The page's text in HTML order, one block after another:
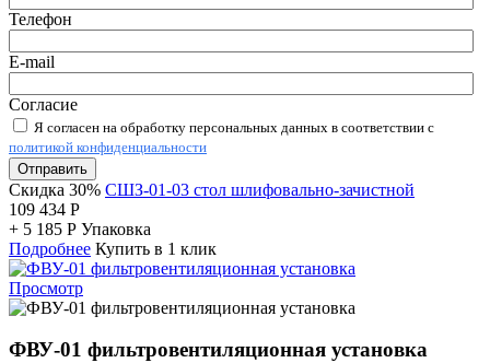
Телефон
E-mail
Согласие
Я согласен на обработку персональных данных в соответствии с
политикой конфиденциальности
Отправить
Скидка 30% СШЗ-01-03 стол шлифовально-зачистной
109 434 Р
+ 5 185 Р Упаковка
Подробнее Купить в 1 клик
Просмотр
ФВУ-01 фильтровентиляционная установка